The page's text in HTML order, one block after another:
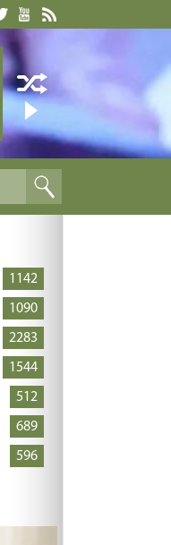
хроніка
дітьми
1142
1090
2283
1544
512
689
596